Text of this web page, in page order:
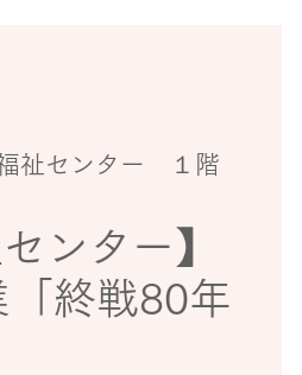
祉センター １階
ンター】
終戦80年